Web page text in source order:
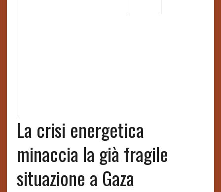
La crisi energetica
minaccia la già fragile
situazione a Gaza